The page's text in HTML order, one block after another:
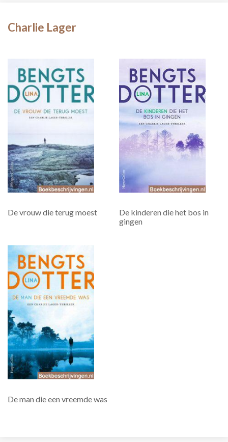
Charlie Lager
De vrouw die terug moest
De kinderen die het bos in
gingen
De man die een vreemde was